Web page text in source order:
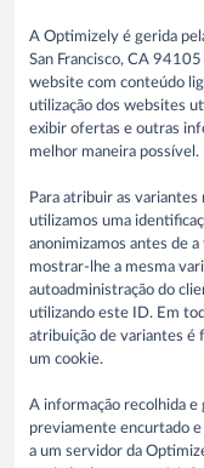
A Optimizely é gerida
San Francisco, CA
website com conteúdo
utilização dos websites
exibir ofertas e outras
melhor maneira possível.
Para atribuir as
utilizamos uma
anonimizamos antes de
mostrar-lhe a mesma
autoadministração do
utilizando este ID. Em
atribuição de variantes é
um cookie.
A informação recolhida e
previamente encurtado
a um servidor da